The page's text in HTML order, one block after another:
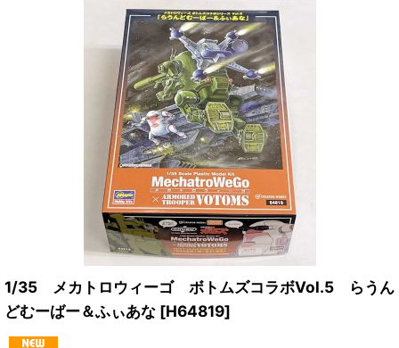
1/35 メカトロウィーゴ ボトムズコラボVol.5 らうん
どむーばー＆ふぃあな [H64819]